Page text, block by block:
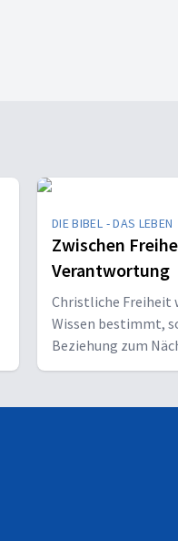
DIE BIBEL - DAS LEBEN
Zwischen
Verantwortung
Christliche Freiheit
Wissen bestimmt,
Beziehung zum
Ziel, Gott zu ehren.